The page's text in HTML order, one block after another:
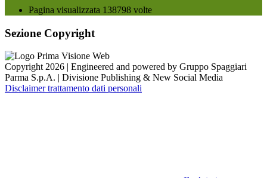
Pagina visualizzata 138798 volte
Sezione Copyright
Copyright 2026 | Engineered and powered by Gruppo Spaggiari
Parma S.p.A. | Divisione Publishing & New Social Media
Disclaimer trattamento dati personali